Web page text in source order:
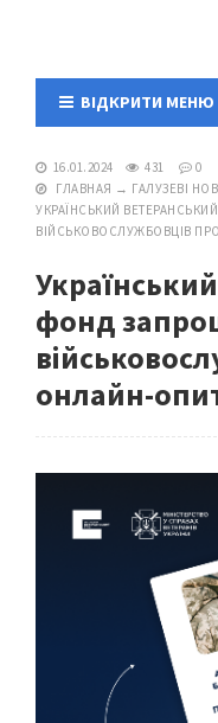
ВІДКРИТИ МЕНЮ
16.01.2024 431
0
ГЛАВНАЯ → ГАЛУЗЕВІ
УКРАЇНСЬКИЙ
ВІЙСЬКОВОСЛУЖБОВЦІВ
фонд
онлайн-